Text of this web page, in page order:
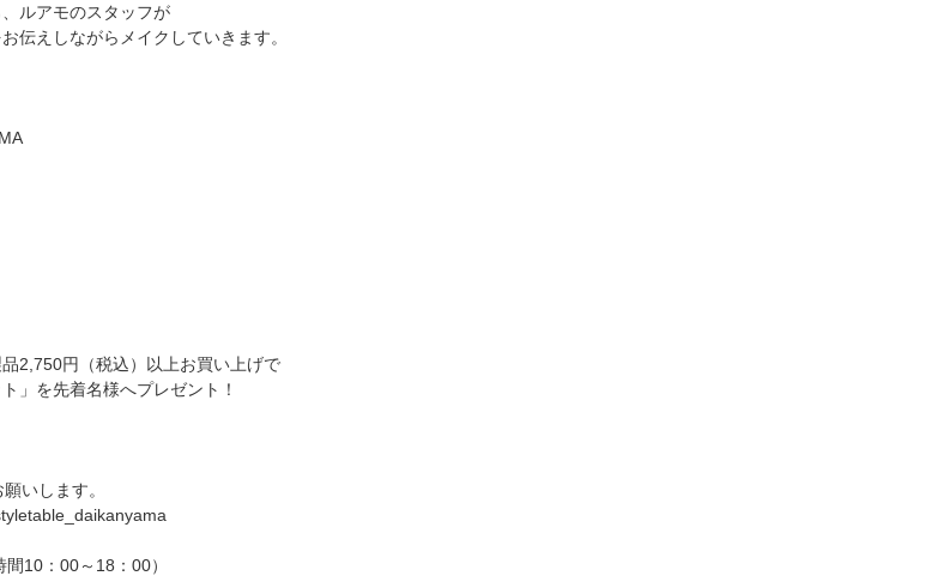
ルアモのスタッフが
伝えしながらメイクしていきます。
2,750円（税込）以上お買い上げで
」を先着名様へプレゼント！
いします。
10：00～18：00）